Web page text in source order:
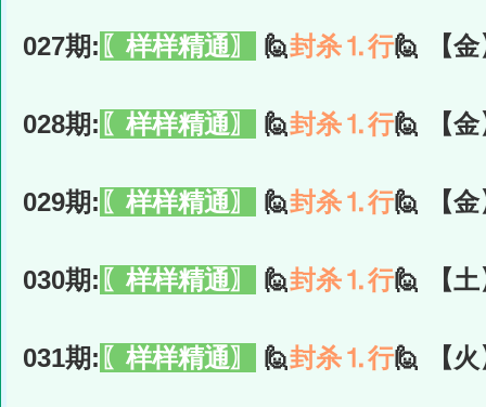
027期: 〖样样精通〗 🙋封杀⒈行🙋 【
028期: 〖样样精通〗 🙋封杀⒈行🙋 【
029期: 〖样样精通〗 🙋封杀⒈行🙋 【
030期: 〖样样精通〗 🙋封杀⒈行🙋 【
031期: 〖样样精通〗 🙋封杀⒈行🙋 【